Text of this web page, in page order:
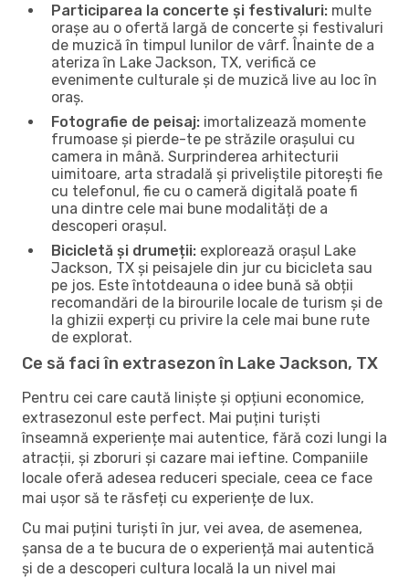
Participarea la concerte și festivaluri: multe
orașe au o ofertă largă de concerte și festivaluri
de muzică în timpul lunilor de vârf. Înainte de a
ateriza în Lake Jackson, TX, verifică ce
evenimente culturale și de muzică live au loc în
oraș.
Fotografie de peisaj: imortalizează momente
frumoase și pierde-te pe străzile orașului cu
camera in mână. Surprinderea arhitecturii
uimitoare, arta stradală și priveliștile pitorești fie
cu telefonul, fie cu o cameră digitală poate fi
una dintre cele mai bune modalități de a
descoperi orașul.
Bicicletă și drumeții: explorează orașul Lake
Jackson, TX și peisajele din jur cu bicicleta sau
pe jos. Este întotdeauna o idee bună să obții
recomandări de la birourile locale de turism și de
la ghizii experți cu privire la cele mai bune rute
de explorat.
Ce să faci în extrasezon în Lake Jackson, TX
Pentru cei care caută liniște și opțiuni economice,
extrasezonul este perfect. Mai puțini turiști
înseamnă experiențe mai autentice, fără cozi lungi la
atracții, și zboruri și cazare mai ieftine. Companiile
locale oferă adesea reduceri speciale, ceea ce face
mai ușor să te răsfeți cu experiențe de lux.
Cu mai puțini turiști în jur, vei avea, de asemenea,
șansa de a te bucura de o experiență mai autentică
și de a descoperi cultura locală la un nivel mai